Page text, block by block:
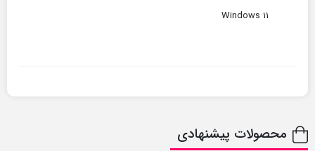
Windows 11
محصولات پیشنهادی